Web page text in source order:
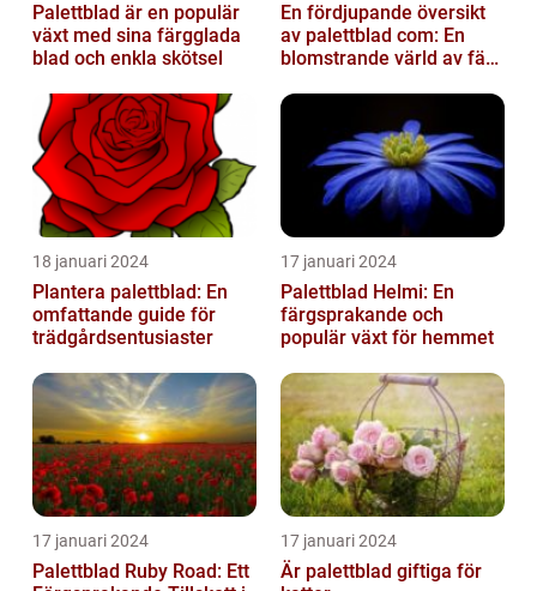
Palettblad är en populär
växt med sina färgglada
blad och enkla skötsel
En fördjupande översikt
av palettblad com: En
blomstrande värld av färg
18 januari 2024
Plantera palettblad: En
omfattande guide för
trädgårdsentusiaster
17 januari 2024
Palettblad Helmi: En
färgsprakande och
populär växt för hemmet
17 januari 2024
Palettblad Ruby Road: Ett
17 januari 2024
Är palettblad giftiga för